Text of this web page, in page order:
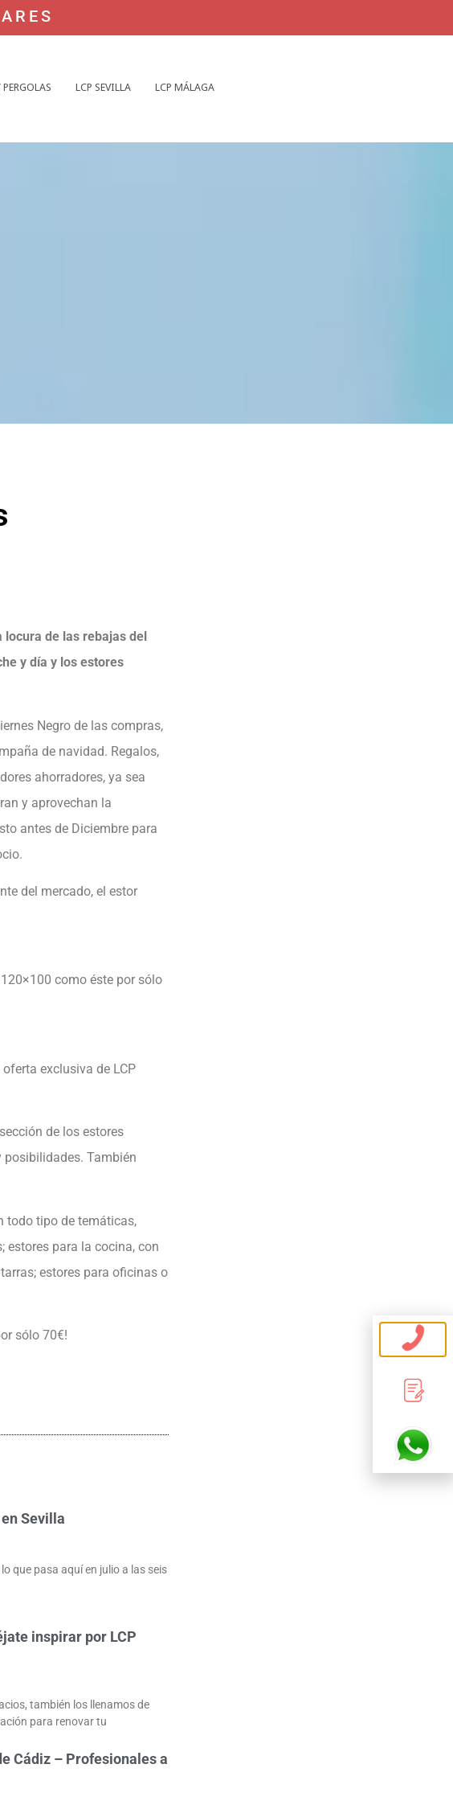
LCP SEVILLA LCP MÁLAGA
de las rebajas del
y día y los estores
Negro de las compras,
de navidad. Regalos,
ahorradores, ya sea
y aprovechan la
antes de Diciembre para
del mercado, el estor
como éste por sólo
exclusiva de LCP
de los estores
También
todo tipo de temáticas,
estores para la cocina, con
estores para oficinas o
sólo 70€!
Sevilla
que pasa aquí en julio a las seis
inspirar por LCP
también los llenamos de
para renovar tu
Cádiz – Profesionales a